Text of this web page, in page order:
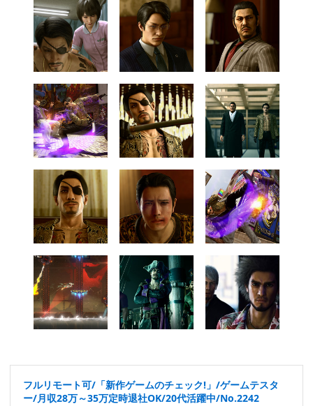
フルリモート可/「新作ゲームのチェック!」/ゲームテスタ
ー/月収28万～35万定時退社OK/20代活躍中/No.2242